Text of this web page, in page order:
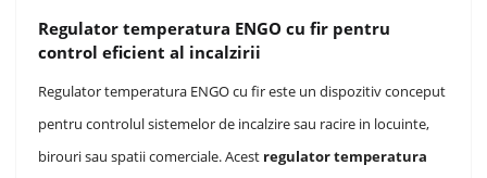
Regulator temperatura ENGO cu fir pentru
control eficient al incalzirii
Regulator temperatura ENGO cu fir este un dispozitiv conceput
pentru controlul sistemelor de incalzire sau racire in locuinte,
birouri sau spatii comerciale. Acest regulator temperatura